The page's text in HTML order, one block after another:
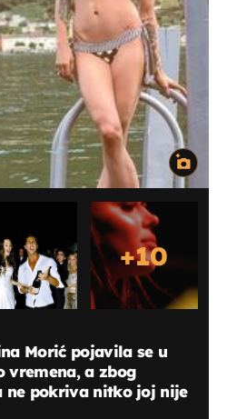
+10
Morić pojavila se u
vremena, a zbog
ne pokriva nitko joj nije